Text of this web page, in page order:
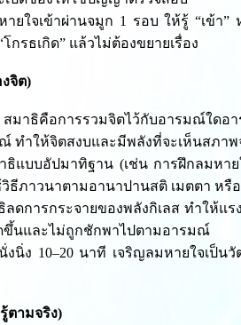
ยใจเข้าผ่านจมูก 1 รอบ ให้รู้ “เข้า
โกรธเกิด” แล้วไม่ต้องขยายเรื่อง
จิต)
มาธิคือการรวมจิตไว้กับอารมณ์ใดอ
ทำให้จิตสงบและมีพลังที่จะเห็นสภาพ
ธิแบบอัปมาทิฐาน (เช่น การฝึกลมห
ธีภาวนาตามอานาปานสติ เมตตา ห
ลดการกระจายของพลังกิเลส ทำให้
ขึ้นและไม่ถูกชักพาไปตามอารมณ์
งนิ่ง 10–20 นาที เจริญลมหายใจเป็
ตามจริง)